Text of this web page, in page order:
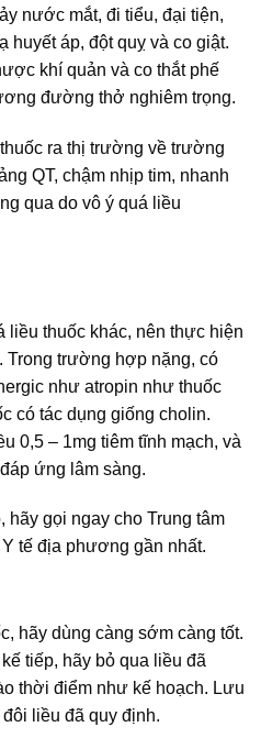
nước mắt, đi tiểu, đại tiện,
huyết áp, đột quỵ và co giật.
khí quản và co thắt phế
đường thở nghiêm trọng.
ra thị trường về trường
QT, chậm nhịp tim, nhanh
qua do vô ý quá liều
thuốc khác, nên thực hiện
Trong trường hợp nặng, có
như atropin như thuốc
có tác dụng giống cholin.
0,5 – 1mg tiêm tĩnh mạch, và
ứng lâm sàng.
gọi ngay cho Trung tâm
tế địa phương gần nhất.
hãy dùng càng sớm càng tốt.
tiếp, hãy bỏ qua liều đã
thời điểm như kế hoạch. Lưu
liều đã quy định.